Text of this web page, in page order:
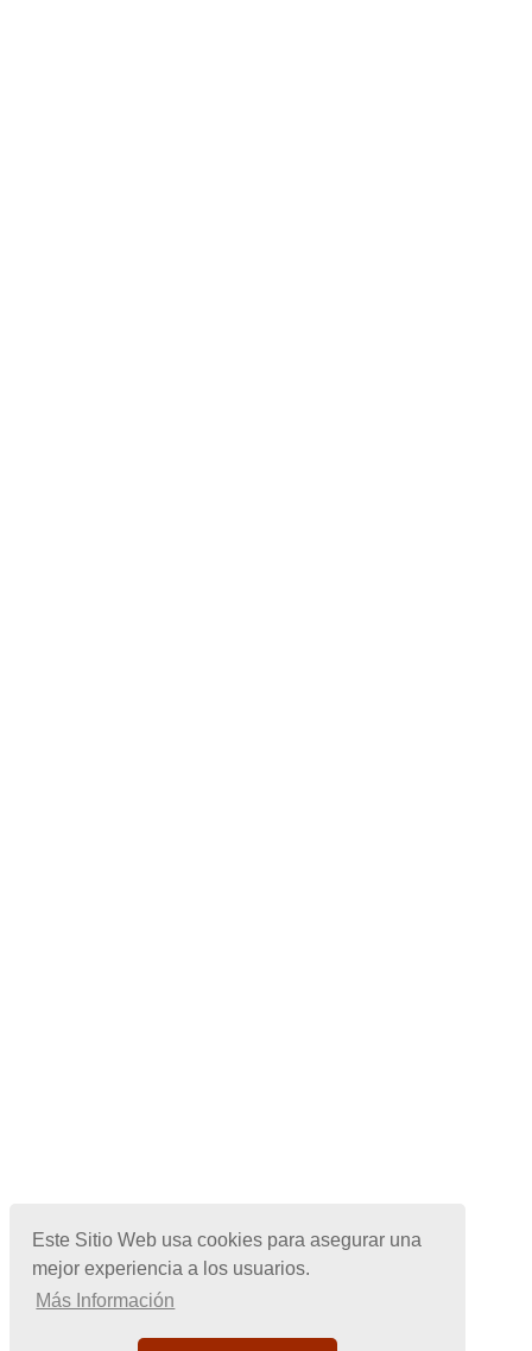
Este Sitio Web usa cookies para asegurar una
mejor experiencia a los usuarios.
Más Información